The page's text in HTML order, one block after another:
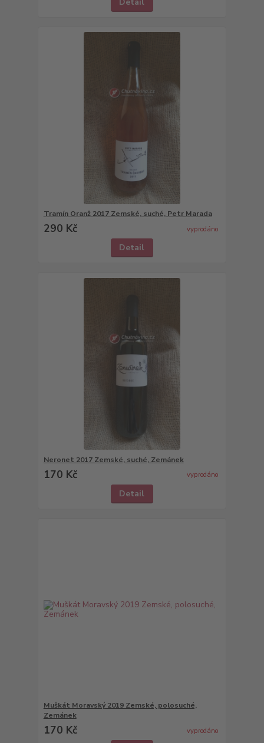
Tramín Oranž 2017 Zemské, suché, Petr Marada
290 Kč vyprodáno
Detail
Neronet 2017 Zemské, suché, Zemánek
170 Kč vyprodáno
Detail
Muškát Moravský 2019 Zemské, polosuché,
Zemánek
170 Kč vyprodáno